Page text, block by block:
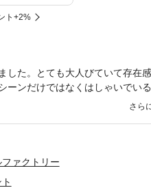
ト+2%
した。とても大人びていて存在
ーンだけではなくはしゃいでい
ァクトリー